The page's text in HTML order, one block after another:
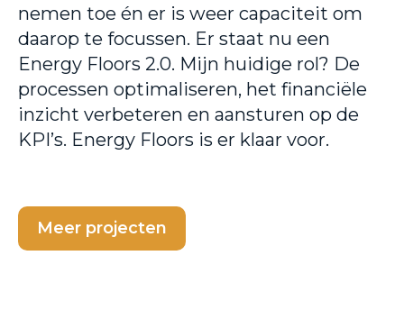
nemen toe én er is weer capaciteit om
daarop te focussen. Er staat nu een
Energy Floors 2.0. Mijn huidige rol? De
processen optimaliseren, het financiële
inzicht verbeteren en aansturen op de
KPI’s. Energy Floors is er klaar voor.
Meer projecten